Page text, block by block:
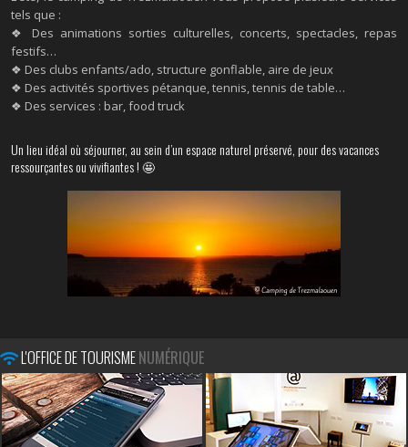
tels que :
❖ Des animations sorties culturelles, concerts, spectacles, repas
festifs…
❖ Des clubs enfants/ado, structure gonflable, aire de jeux
❖ Des activités sportives pétanque, tennis, tennis de table…
❖ Des services : bar, food truck
Un lieu idéal où séjourner, au sein d’un espace naturel préservé, pour des vacances
ressourçantes ou vivifiantes ! 🤩
L'OFFICE DE TOURISMENUMÉRIQUE